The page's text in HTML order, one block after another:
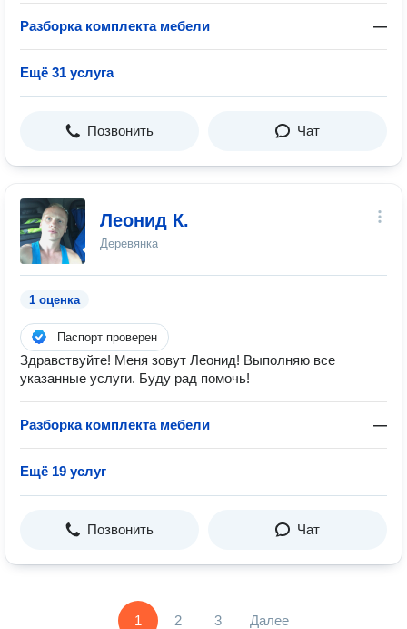
Разборка комплекта мебели —
Ещё 31 услуга
Позвонить Чат
Леонид К.
Деревянка
1 оценка
Паспорт проверен
Здравствуйте! Меня зовут Леонид! Выполняю все
указанные услуги. Буду рад помочь!
Разборка комплекта мебели —
Ещё 19 услуг
Позвонить Чат
1 2 3 Далее